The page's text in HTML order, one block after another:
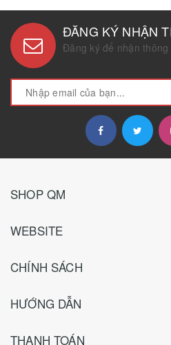
ĐĂNG KÝ NHẬN
Đăng ký để nhận
SHOP QM
WEBSITE
CHÍNH SÁCH
HƯỚNG DẪN
THANH TOÁN